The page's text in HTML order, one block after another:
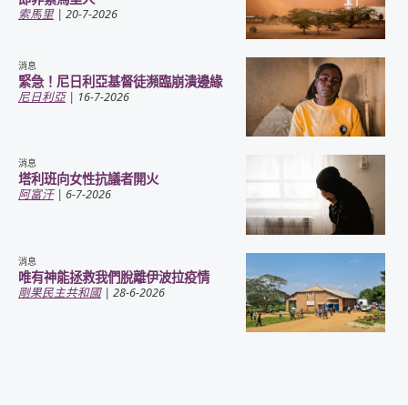
索馬里| 20-7-2026
消息
緊急！尼日利亞基督徒瀕臨崩潰邊緣
尼日利亞| 16-7-2026
消息
塔利班向女性抗議者開火
阿富汗| 6-7-2026
消息
唯有神能拯救我們脫離伊波拉疫情
剛果民主共和國| 28-6-2026